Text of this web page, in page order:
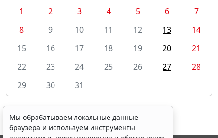
1
2 3 4 5 6
7
8
9 10 11 12 13
14
15
16 17 18 19 20
21
22
23 24 25 26 27
28
29
30 31
Мы обрабатываем локальные данные
браузера и используем инструменты